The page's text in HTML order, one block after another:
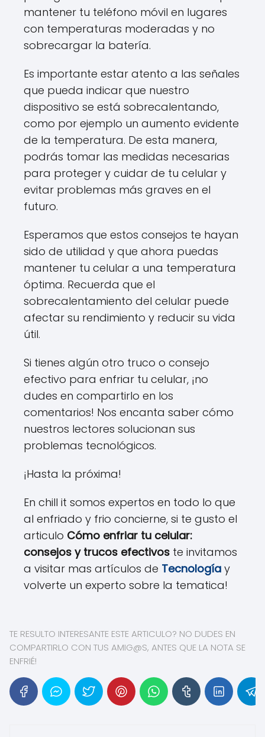
mantener tu teléfono móvil en lugares
con temperaturas moderadas y no
sobrecargar la batería.
Es importante estar atento a las señales
que pueda indicar que nuestro
dispositivo se está sobrecalentando,
como por ejemplo un aumento evidente
de la temperatura. De esta manera,
podrás tomar las medidas necesarias
para proteger y cuidar de tu celular y
evitar problemas más graves en el
futuro.
Esperamos que estos consejos te hayan
sido de utilidad y que ahora puedas
mantener tu celular a una temperatura
óptima. Recuerda que el
sobrecalentamiento del celular puede
afectar su rendimiento y reducir su vida
útil.
Si tienes algún otro truco o consejo
efectivo para enfriar tu celular, ¡no
dudes en compartirlo en los
comentarios! Nos encanta saber cómo
nuestros lectores solucionan sus
problemas tecnológicos.
¡Hasta la próxima!
En chill it somos expertos en todo lo que
al enfriado y frio concierne, si te gusto el
articulo Cómo enfriar tu celular:
consejos y trucos efectivos te invitamos
a visitar mas artículos de Tecnología y
volverte un experto sobre la tematica!
TE RESULTO INTERESANTE ESTE ARTICULO? NO DUDES EN
COMPARTIRLO CON TUS AMIG@S, ANTES QUE LA NOTA SE
ENFRIÉ!